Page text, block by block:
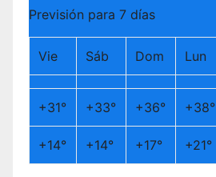
Previsión para 7 días
Vie Sáb Dom Lun
+31° +33° +36° +38°
+14° +14° +17° +21°